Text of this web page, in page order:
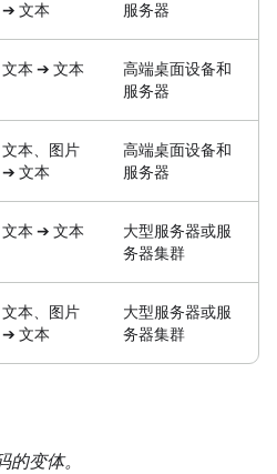
➔ 文本
服务器
文本 ➔ 文本
高端桌面设备和
服务器
文本、图片
➔ 文本
高端桌面设备和
服务器
文本 ➔ 文本
大型服务器或服
务器集群
文本、图片
➔ 文本
大型服务器或服
务器集群
变体。